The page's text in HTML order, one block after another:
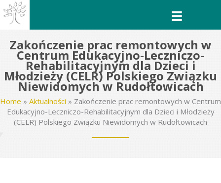
Przejdź
do
treści
Zakończenie prac remontowych w
Centrum Edukacyjno-Leczniczo-
Rehabilitacyjnym dla Dzieci i
Młodzieży (CELR) Polskiego Związku
Niewidomych w Rudołtowicach
Home » Aktualności » Zakończenie prac remontowych w Centrum
Edukacyjno-Leczniczo-Rehabilitacyjnym dla Dzieci i Młodzieży
(CELR) Polskiego Związku Niewidomych w Rudołtowicach